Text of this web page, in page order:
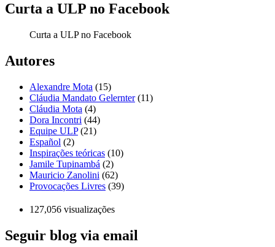
Curta a ULP no Facebook
Curta a ULP no Facebook
Autores
Alexandre Mota (15)
Cláudia Mandato Gelernter(11)
Cláudia Mota (4)
Dora Incontri (44)
Equipe ULP(21)
Español (2)
Inspirações teóricas (10)
Jamile Tupinambá (2)
Mauricio Zanolini (62)
Provocações Livres (39)
127,056 visualizações
Seguir blog via email